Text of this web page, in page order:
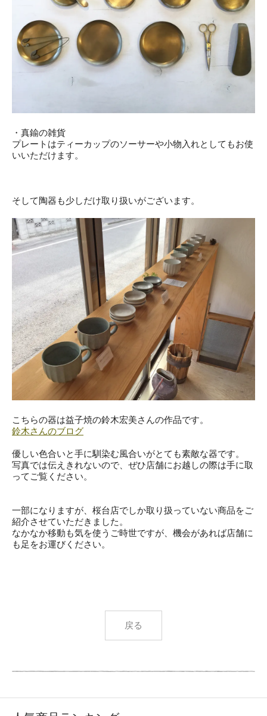
・真鍮の雑貨
プレートはティーカップのソーサーや小物入れとしてもお使
いいただけます。
そして陶器も少しだけ取り扱いがございます。
こちらの器は益子焼の鈴木宏美さんの作品です。
鈴木さんのブログ
優しい色合いと手に馴染む風合いがとても素敵な器です。
写真では伝えきれないので、ぜひ店舗にお越しの際は手に取
ってご覧ください。
一部になりますが、桜台店でしか取り扱っていない商品をご
紹介させていただきました。
なかなか移動も気を使うご時世ですが、機会があれば店舗に
も足をお運びください。
戻る